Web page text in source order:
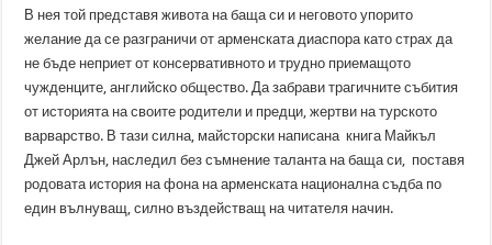
В нея той представя живота на баща си и неговото упорито
желание да се разграничи от арменската диаспора като страх да
не бъде неприет от консервативното и трудно приемащото
чужденците, английско общество. Да забрави трагичните събития
от историята на своите родители и предци, жертви на турското
варварство. В тази силна, майсторски написана книга Майкъл
Джей Арлън, наследил без съмнение таланта на баща си, поставя
родовата история на фона на арменската национална съдба по
един вълнуващ, силно въздействащ на читателя начин.